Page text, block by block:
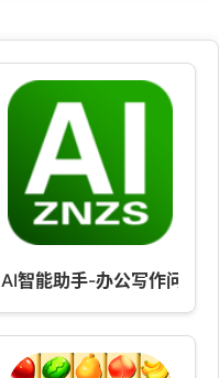
AI智能助手-办公写作问答